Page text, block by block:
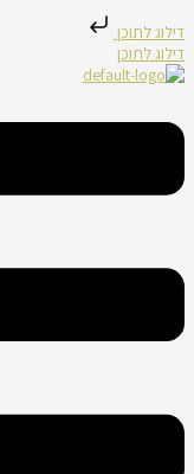
דילוג לתוכן
דילוג לתוכן